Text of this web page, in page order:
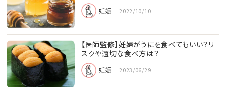
妊娠 2022/10/10
【医師監修】妊婦がうにを食べてもいい？リ
スクや適切な食べ方は？
妊娠 2023/06/29